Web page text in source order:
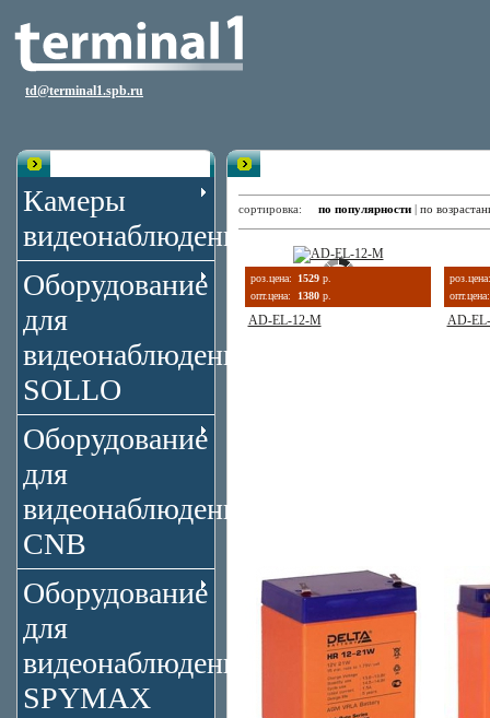
td@terminal1.spb.ru
Камеры
видеонаблюдения
Оборудование
для
видеонаблюдения
SOLLO
Оборудование
для
видеонаблюдения
CNB
Оборудование
для
видеонаблюдения
SPYMAX
сортировка: по популярности | по
роз.цена: 1529 р.
опт.цена:
1380 р.
AD-EL-12-M
роз.цена:
опт.цена:
AD-